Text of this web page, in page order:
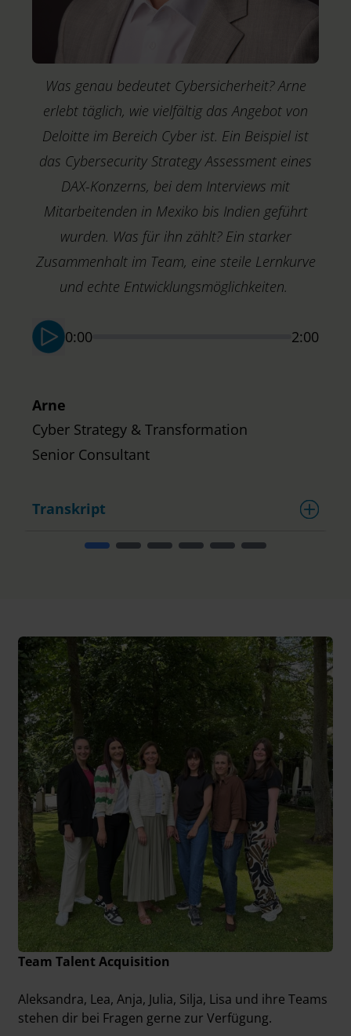
Was genau bedeutet Cybersicherheit? Arne
erlebt täglich, wie vielfältig das Angebot von
Deloitte im Bereich Cyber ist. Ein Beispiel ist
das Cybersecurity Strategy Assessment eines
DAX-Konzerns, bei dem Interviews mit
Mitarbeitenden in Mexiko bis Indien geführt
wurden. Was für ihn zählt? Ein starker
Zusammenhalt im Team, eine steile Lernkurve
und echte Entwicklungsmöglichkeiten.
0:00 2:00
Arne
Cyber Strategy & Transformation
Senior Consultant
Transkript
Team Talent Acquisition
Aleksandra, Lea, Anja, Julia, Silja, Lisa und ihre Teams
stehen dir bei Fragen gerne zur Verfügung.